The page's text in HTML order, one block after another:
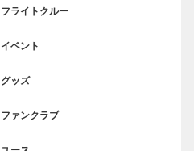
フライトクルー
イベント
グッズ
ファンクラブ